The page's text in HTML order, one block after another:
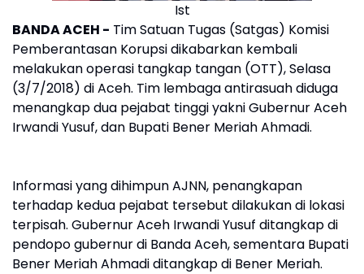
Ist
BANDA ACEH - Tim Satuan Tugas (Satgas) Komisi
Pemberantasan Korupsi dikabarkan kembali
melakukan operasi tangkap tangan (OTT), Selasa
(3/7/2018) di Aceh. Tim lembaga antirasuah diduga
menangkap dua pejabat tinggi yakni Gubernur Aceh
Irwandi Yusuf, dan Bupati Bener Meriah Ahmadi.
Informasi yang dihimpun AJNN, penangkapan
terhadap kedua pejabat tersebut dilakukan di lokasi
terpisah. Gubernur Aceh Irwandi Yusuf ditangkap di
pendopo gubernur di Banda Aceh, sementara Bupati
Bener Meriah Ahmadi ditangkap di Bener Meriah.